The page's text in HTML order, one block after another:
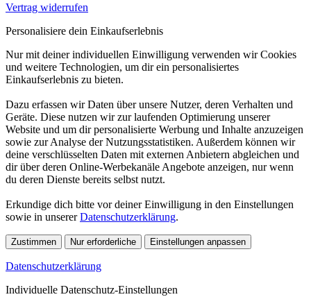
Vertrag widerrufen
Personalisiere dein Einkaufserlebnis
Nur mit deiner individuellen Einwilligung verwenden wir Cookies
und weitere Technologien, um dir ein personalisiertes
Einkaufserlebnis zu bieten.
Dazu erfassen wir Daten über unsere Nutzer, deren Verhalten und
Geräte. Diese nutzen wir zur laufenden Optimierung unserer
Website und um dir personalisierte Werbung und Inhalte anzuzeigen
sowie zur Analyse der Nutzungsstatistiken. Außerdem können wir
deine verschlüsselten Daten mit externen Anbietern abgleichen und
dir über deren Online-Werbekanäle Angebote anzeigen, nur wenn
du deren Dienste bereits selbst nutzt.
Erkundige dich bitte vor deiner Einwilligung in den Einstellungen
sowie in unsererDatenschutzerklärung.
Zustimmen Nur erforderliche Einstellungen anpassen
Datenschutzerklärung
Individuelle Datenschutz-Einstellungen